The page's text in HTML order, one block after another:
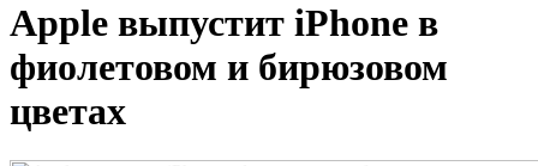
Apple выпустит iPhone в
фиолетовом и бирюзовом
цветах